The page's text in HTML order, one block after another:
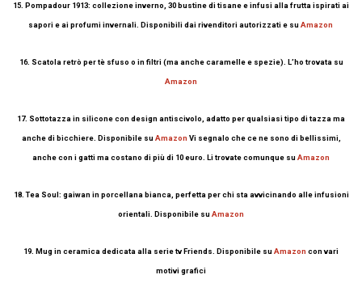
15. Pompadour 1913: collezione inverno, 30 bustine di tisane e infusi alla frutta ispirati ai
sapori e ai profumi invernali. Disponibili dai rivenditori autorizzati e su Amazon
16. Scatola retrò per tè sfuso o in filtri (ma anche caramelle e spezie). L’ho trovata su
Amazon
17. Sottotazza in silicone con design antiscivolo, adatto per qualsiasi tipo di tazza ma
anche di bicchiere. Disponibile su Amazon Vi segnalo che ce ne sono di bellissimi,
anche con i gatti ma costano di più di 10 euro. Li trovate comunque su Amazon
18. Tea Soul: gaiwan in porcellana bianca, perfetta per chi sta avvicinando alle infusioni
orientali. Disponibile su Amazon
19. Mug in ceramica dedicata alla serie tv Friends. Disponibile su Amazon con vari
motivi grafici